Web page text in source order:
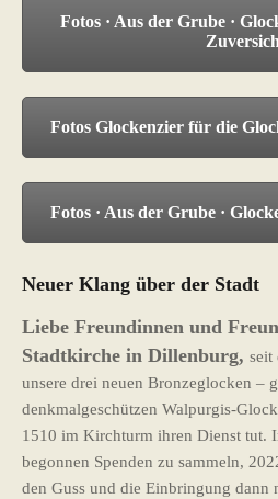
Fotos · Aus der Grube ·
Fotos Glockenzier für die
Fotos · Aus der Grube ·
Neuer Klang über der Stadt
Liebe Freundinnen und
Stadtkirche in Dillenburg, seit
unsere drei neuen Bronzeglocken –
denkmalgeschützen Walpurgis-
1510 im Kirchturm ihren Dienst tut.
begonnen Spenden zu sammeln,
den Guss und die Einbringung dann